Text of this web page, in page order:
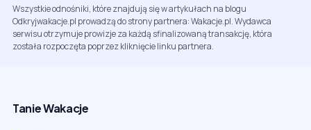
Wszystkie odnośniki, które znajdują się w artykułach na blogu
Odkryjwakacje.pl prowadzą do strony partnera: Wakacje.pl. Wydawca
serwisu otrzymuje prowizje za każdą sfinalizowaną transakcję, która
została rozpoczęta poprzez kliknięcie linku partnera.
Tanie Wakacje